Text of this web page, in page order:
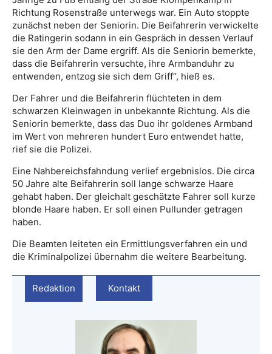
Richtung Rosenstraße unterwegs war. Ein Auto stoppte
zunächst neben der Seniorin. Die Beifahrerin verwickelte
die Ratingerin sodann in ein Gespräch in dessen Verlauf
sie den Arm der Dame ergriff. Als die Seniorin bemerkte,
dass die Beifahrerin versuchte, ihre Armbanduhr zu
entwenden, entzog sie sich dem Griff“, hieß es.
Der Fahrer und die Beifahrerin flüchteten in dem
schwarzen Kleinwagen in unbekannte Richtung. Als die
Seniorin bemerkte, dass das Duo ihr goldenes Armband
im Wert von mehreren hundert Euro entwendet hatte,
rief sie die Polizei.
Eine Nahbereichsfahndung verlief ergebnislos. Die circa
50 Jahre alte Beifahrerin soll lange schwarze Haare
gehabt haben. Der gleichalt geschätzte Fahrer soll kurze
blonde Haare haben. Er soll einen Pullunder getragen
haben.
Die Beamten leiteten ein Ermittlungsverfahren ein und
die Kriminalpolizei übernahm die weitere Bearbeitung.
Redaktion Kontakt